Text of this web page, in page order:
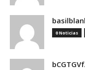
0 Noticias